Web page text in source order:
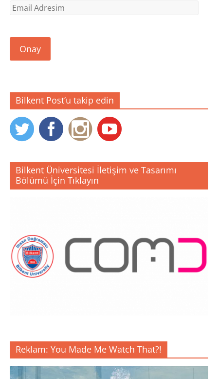
Email
Onay
Bilkent Post’u takip edin
Bilkent Üniversitesi İletişim ve Tasarımı
Bölümü İçin Tıklayın
Reklam: You Made Me Watch That?!